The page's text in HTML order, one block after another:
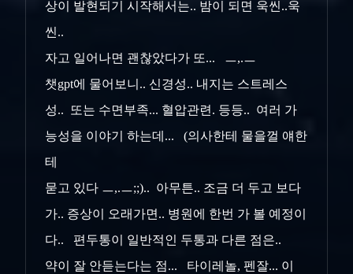
상이 발현되기 시작해서는.. 밤이 되면 욱씬..욱
씬..
자고 일어나면 괜찮았다가 또... ㅡ,.ㅡ
챗gpt에 물어보니.. 신경성.. 내지는 스트레스
성.. 또는 수면부족... 혈압관련. 등등.. 여러 가
능성을 이야기 하는데... (의사한테 물을껄 얘한
테
묻고 있다 ㅡ,.ㅡ;;).. 아무튼.. 조금 더 두고 보다
가.. 증상이 오래가면.. 병원에 한번 가 볼 예정이
다.. 편두통이 일반적인 두통과 다른 점은..
약이 잘 안듣는다는 점... 타이레놀, 펜잘... 이